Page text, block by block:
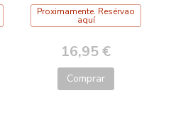
Proximamente. Resérvao
aquí
16,95 €
Comprar